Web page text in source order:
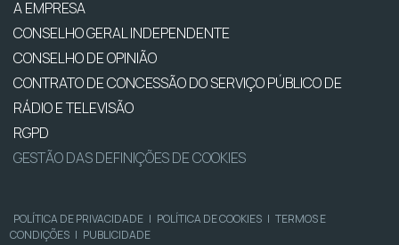
A EMPRESA
CONSELHO GERAL INDEPENDENTE
CONSELHO DE OPINIÃO
CONTRATO DE CONCESSÃO DO SERVIÇO PÚBLICO DE
RÁDIO E TELEVISÃO
RGPD
GESTÃO DAS DEFINIÇÕES DE COOKIES
POLÍTICA DE PRIVACIDADE | POLÍTICA DE COOKIES | TERMOS E
CONDIÇÕES | PUBLICIDADE